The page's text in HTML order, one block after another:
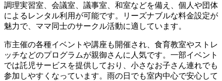
調理実習室、会議室、議事室、和室などを備え、個人や団体
によるレンタル利用が可能です。リーズナブルな料金設定が
魅力で、ママ同士のサークル活動に適しています。
市主催の各種イベントや講座も開催され、食育教室やストレ
ッチなどのプログラムが親御さんに人気です。一部イベント
では託児サービスを提供しており、小さなお子さん連れでも
参加しやすくなっています。雨の日でも室内中心で安心して